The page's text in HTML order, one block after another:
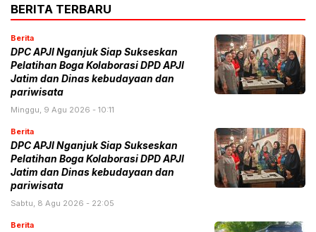
BERITA TERBARU
Berita
DPC APJI Nganjuk Siap Sukseskan
Pelatihan Boga Kolaborasi DPD APJI
Jatim dan Dinas kebudayaan dan
pariwisata
Minggu, 9 Agu 2026 - 10:11
Berita
DPC APJI Nganjuk Siap Sukseskan
Pelatihan Boga Kolaborasi DPD APJI
Jatim dan Dinas kebudayaan dan
pariwisata
Sabtu, 8 Agu 2026 - 22:05
Berita